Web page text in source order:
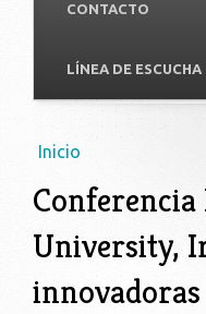
CONTACTO
LÍNEA DE
Usted está aquí
Inicio
Conferencia
University,